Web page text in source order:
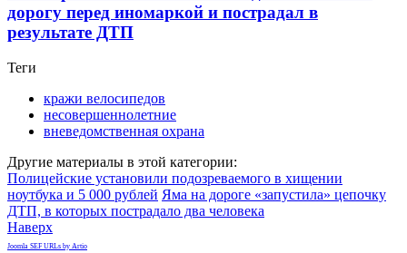
дорогу перед иномаркой и пострадал в
результате ДТП
Теги
кражи велосипедов
несовершеннолетние
вневедомственная охрана
Другие материалы в этой категории:
Полицейские установили подозреваемого в хищении
ноутбука и 5 000 рублей Яма на дороге «запустила» цепочку
ДТП, в которых пострадало два человека
Наверх
Joomla SEF URLs by Artio